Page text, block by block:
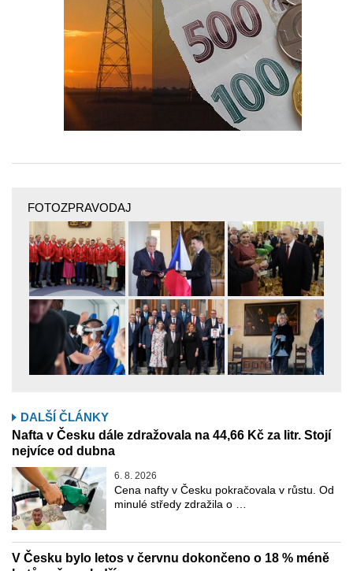
FOTOZPRAVODAJ
DALŠÍ ČLÁNKY
Nafta v Česku dále zdražovala na 44,66 Kč za litr. Stojí
nejvíce od dubna
6. 8. 2026
Cena nafty v Česku pokračovala v růstu. Od
minulé středy zdražila o …
V Česku bylo letos v červnu dokončeno o 18 % méně